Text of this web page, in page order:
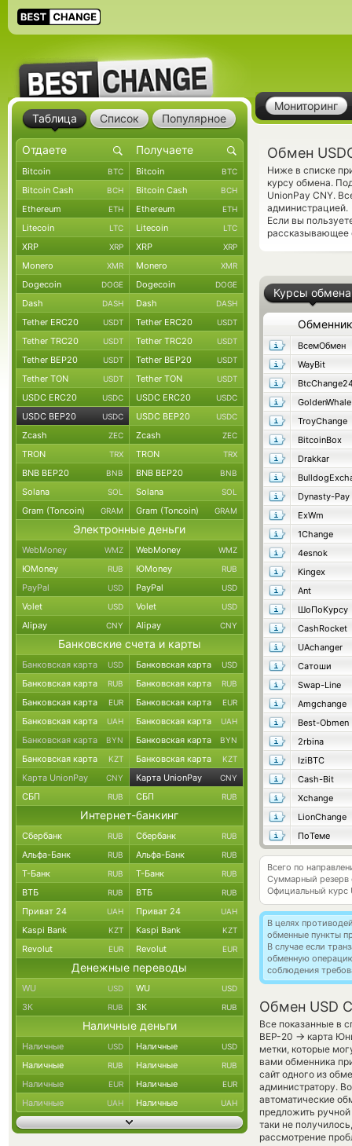
Мониторинг
Обмен
Ниже в списке
курсу обмена.
UnionPay CNY.
администрацией.
Если вы
рассказывающее
Курсы обмена
Обменник
ВсемОбмен
WayBit
GoldenWhale
TroyChange
BitcoinBox
Drakkar
Dynasty-Pay
ExWm
1Change
4esnok
Kingex
Ant
ШоПоКурсу
CashRocket
UAchanger
Сатоши
Swap-Line
Amgchange
Best-Obmen
2rbina
IziBTC
Cash-Bit
Xchange
LionChange
ПоТеме
Всего по
Суммарный резерв
Официальный курс
В целях
обменные пункты
В случае если
обменную
соблюдения
Обмен USD
Все показанные в
BEP-20 → карта
метки, которые
вами обменника
сайт одного из
администратору.
автоматические
предложить
таки не
рассмотрение
Таблица Список Популярное
Bitcoin BTC Bitcoin BTC
Bitcoin Cash BCH Bitcoin Cash BCH
Ethereum ETH Ethereum ETH
Litecoin LTC Litecoin LTC
XRP XRP XRP XRP
Monero XMR Monero XMR
Dogecoin DOGE Dogecoin DOGE
Dash DASH Dash DASH
Tether ERC20 USDT Tether ERC20 USDT
Tether TRC20 USDT Tether TRC20 USDT
Tether BEP20 USDT Tether BEP20 USDT
Tether TON USDT Tether TON USDT
USDC ERC20 USDC USDC ERC20 USDC
USDC BEP20 USDC USDC BEP20 USDC
Zcash ZEC Zcash ZEC
TRON TRX TRON TRX
BNB BEP20 BNB BNB BEP20 BNB
Solana SOL Solana SOL
Gram (Toncoin) GRAM Gram (Toncoin) GRAM
Электронные деньги
WebMoney WMZ WebMoney WMZ
ЮMoney RUB ЮMoney RUB
PayPal USD PayPal USD
Volet USD Volet USD
Alipay CNY Alipay CNY
Банковские счета и карты
Банковская карта USD Банковская карта USD
Банковская карта RUB Банковская карта RUB
Банковская карта EUR Банковская карта EUR
Банковская карта UAH Банковская карта UAH
Банковская карта BYN Банковская карта BYN
Банковская карта KZT Банковская карта KZT
Карта UnionPay CNY Карта UnionPay CNY
СБП RUB СБП RUB
Интернет-банкинг
Сбербанк RUB Сбербанк RUB
Альфа-Банк RUB Альфа-Банк RUB
Т-Банк RUB Т-Банк RUB
ВТБ RUB ВТБ RUB
Приват 24 UAH Приват 24 UAH
Kaspi Bank KZT Kaspi Bank KZT
Revolut EUR Revolut EUR
Денежные переводы
WU USD WU USD
ЗК RUB ЗК RUB
Наличные деньги
Наличные USD Наличные USD
Наличные RUB Наличные RUB
Наличные EUR Наличные EUR
Наличные UAH Наличные UAH